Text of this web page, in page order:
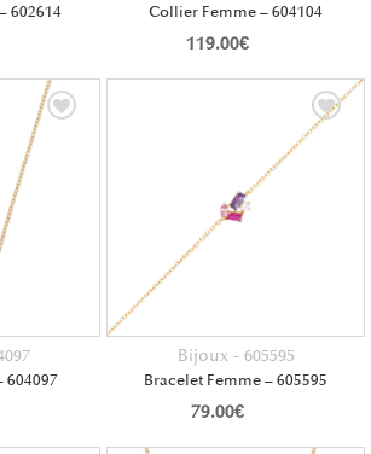
602614 Collier Femme – 604104
119.00€
604097
Bijoux - 605595
Bracelet Femme – 605595
79.00€